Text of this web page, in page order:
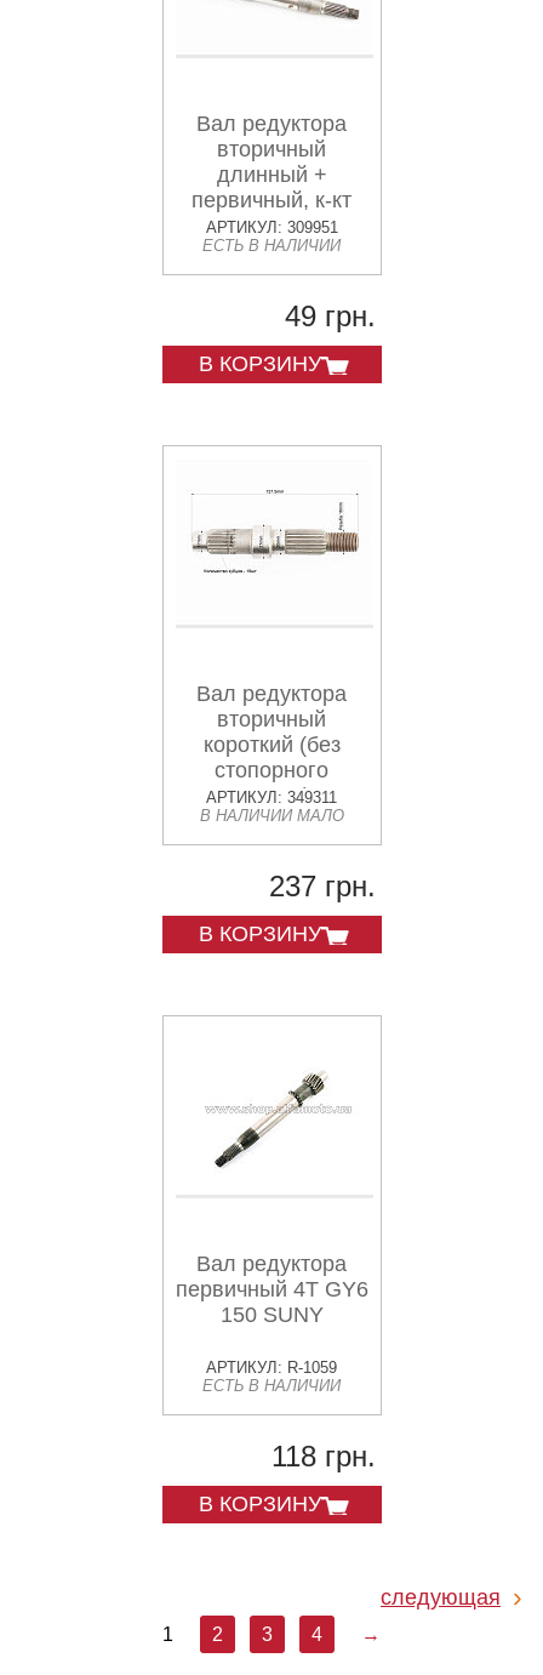
Вал редуктора
вторичный
длинный +
первичный, к-кт
2шт
АРТИКУЛ: 309951
ЕСТЬ В НАЛИЧИИ
49 грн.
В КОРЗИНУ
Вал редуктора
вторичный
короткий (без
стопорного
кольца)
АРТИКУЛ: 349311
В НАЛИЧИИ МАЛО
237 грн.
В КОРЗИНУ
Вал редуктора
первичный 4T GY6
150 SUNY
АРТИКУЛ: R-1059
ЕСТЬ В НАЛИЧИИ
118 грн.
В КОРЗИНУ
следующая
1 2 3 4 →